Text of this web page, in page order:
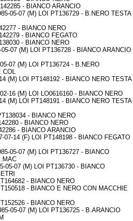
- BIANCO ARANCIO
05-07 (M) LOI PT136729 - B.NERO TESTA
- BIANCO NERO
- BIANCO FEGATO
- BIANCO NERO
07 (M) LOI PT136728 - BIANCO ARANCIO
07 (M) LOI PT136724 - B.NERO
COL
(M) LOI PT148192 - BIANCO NERO TESTA
16 (M) LOI LO0616160 - BIANCO NERO
(M) LOI PT148191 - BIANCO NERO TESTA
- BIANCO NERO
- BIANCO NERO
- BIANCO ARANCIO
07-14 (F) LOI PT148198 - BIANCO FEGATO
05-07 (M) LOI PT136727 - BIANCO
05-07 (M) LOI PT136730 - BIANCO
- BIANCO NERO
- BIANCO E NERO CON MACCHIE
- BIANCO NERO
05-07 (M) LOI PT136725 - B.ARANCIO